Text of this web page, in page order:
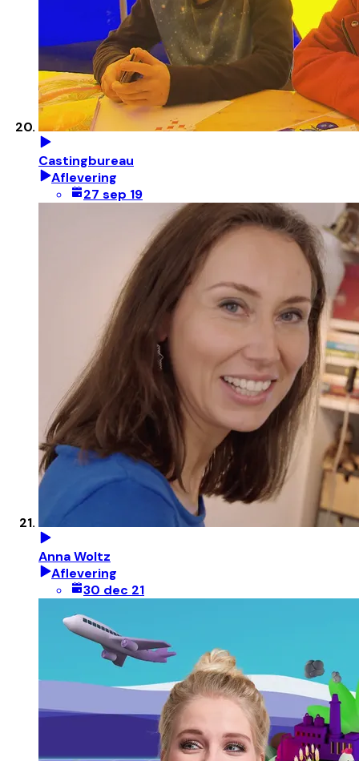
Castingbureau
Aflevering
27 sep 19
Anna Woltz
Aflevering
30 dec 21